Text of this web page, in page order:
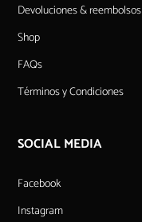
Devoluciones & reembolsos
Shop
FAQs
Términos y Condiciones
SOCIAL MEDIA
Facebook
Instagram